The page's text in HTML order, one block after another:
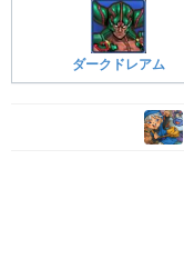
ダークドレアム